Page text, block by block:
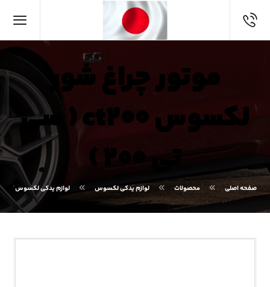
موتور چراغ شور
لکسوس ct۲۰۰ ( سی
تی ۲۰۰ )
صفحه اصلی محصولات لوازم یدکی لکسوس لوازم یدکی لکسوس CT